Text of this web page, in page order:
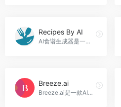
Recipes By AI
AI食谱生成器是一款智能工具，根据用户提供的食材，生成个性化的食谱，帮助解决每天晚餐的烦恼，Recipes By AI官网入口网址
Breeze.ai
Breeze.ai是一款AI驱动的平台，可以轻松上传、创建和共享专业外观的视觉内容。它可以帮助您以更低的成本、更高的效率完成更多工作，Breeze.ai官网入口网址